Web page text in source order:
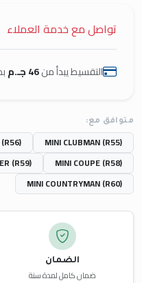
تواصل مع خدمة العملاء
التقسيط يبدأ من46 جـ.م
متوافق مع:
MINI CLUBMAN (R55)
MINI COUPE (R58)
(R59)
MINI COUNTRYMAN (R60)
الضمان
ضمان كامل لمدة سنة